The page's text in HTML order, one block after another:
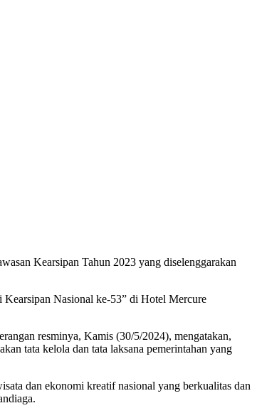
Kearsipan Tahun 2023 yang diselenggarakan
Kearsipan Nasional ke-53” di Hotel Mercure
resminya, Kamis (30/5/2024), mengatakan,
tata kelola dan tata laksana pemerintahan yang
dan ekonomi kreatif nasional yang berkualitas dan